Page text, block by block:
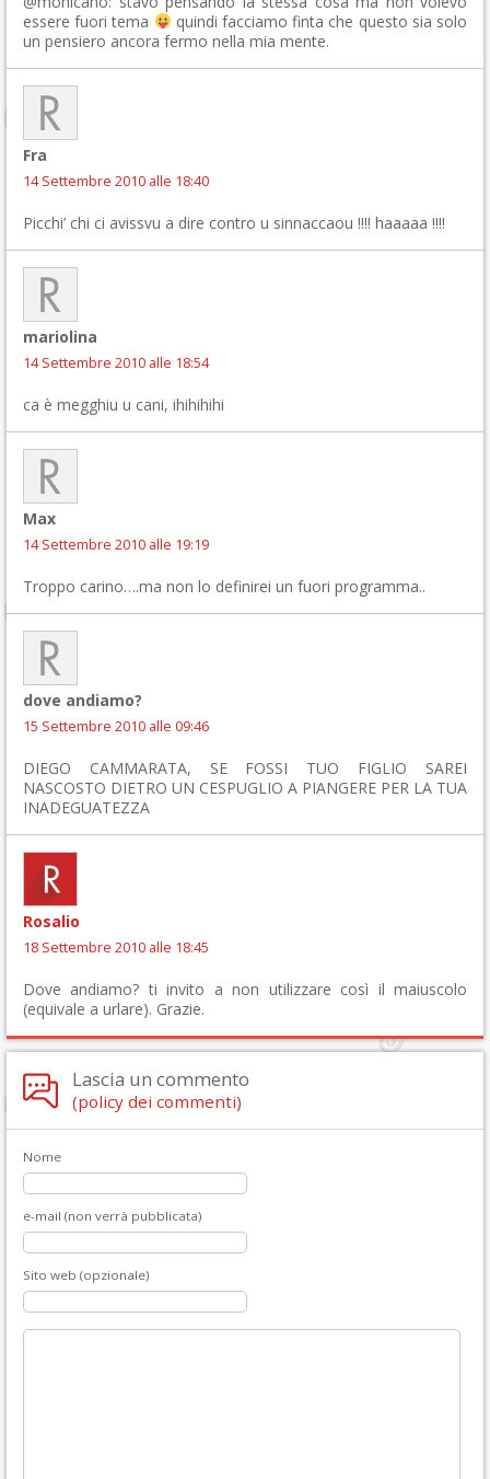
essere fuori tema
quindi facciamo finta che questo sia solo
un pensiero ancora fermo nella mia mente.
Fra
14 Settembre 2010 alle 18:40
Picchi’ chi ci avissvu a dire contro u sinnaccaou !!!! haaaaa !!!!
mariolina
14 Settembre 2010 alle 18:54
ca è megghiu u cani, ihihihihi
Max
14 Settembre 2010 alle 19:19
Troppo carino….ma non lo definirei un fuori programma..
dove andiamo?
15 Settembre 2010 alle 09:46
DIEGO CAMMARATA, SE FOSSI TUO FIGLIO SAREI
NASCOSTO DIETRO UN CESPUGLIO A PIANGERE PER LA TUA
INADEGUATEZZA
Rosalio
18 Settembre 2010 alle 18:45
Dove andiamo? ti invito a non utilizzare così il maiuscolo
(equivale a urlare). Grazie.
Lascia un commento
(policy dei commenti)
Nome
e-mail (non verrà pubblicata)
Sito web (opzionale)